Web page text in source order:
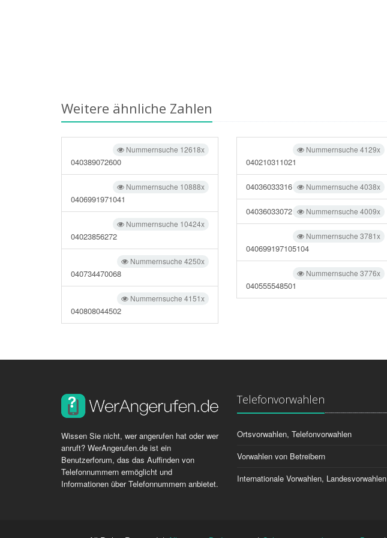
Weitere ähnliche Zahlen
Nummernsuche 12618x
040389072600
Nummernsuche 10888x
0406991971041
Nummernsuche 10424x
04023856272
Nummernsuche 4250x
040734470068
Nummernsuche 4151x
040808044502
Nummernsuche 4129x
040210311021
Nummernsuche 4038x
04036033316
Nummernsuche 4009x
04036033072
Nummernsuche 3781x
040699197105104
Nummernsuche 3776x
040555548501
Wissen Sie nicht, wer angerufen hat oder wer
anruft? WerAngerufen.de ist ein
Benutzerforum, das das Auffinden von
Telefonnummern ermöglicht und
Informationen über Telefonnummern anbietet.
Telefonvorwahlen
Ortsvorwahlen, Telefonvorwahlen
Vorwahlen von Betreibern
Internationale Vorwahlen, Landesvorwahlen